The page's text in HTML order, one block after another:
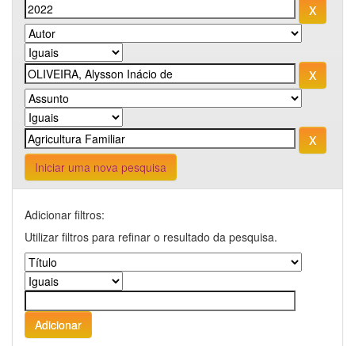
Iniciar uma nova pesquisa
Adicionar filtros:
Utilizar filtros para refinar o resultado da pesquisa.